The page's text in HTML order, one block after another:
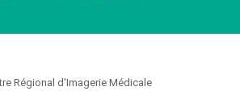
Régional d'Imagerie Médicale